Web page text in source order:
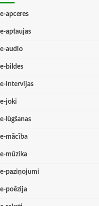
e-apceres
e-aptaujas
e-audio
e-bildes
e-intervijas
e-joki
e-lūgšanas
e-mācība
e-mūzika
e-paziņojumi
e-poēzija